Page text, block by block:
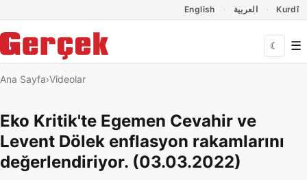
English العربية Kurdî
☾ ☰
Ana Sayfa Videolar
Eko Kritik'te Egemen Cevahir ve
Levent Dölek enflasyon rakamlarını
değerlendiriyor. (03.03.2022)